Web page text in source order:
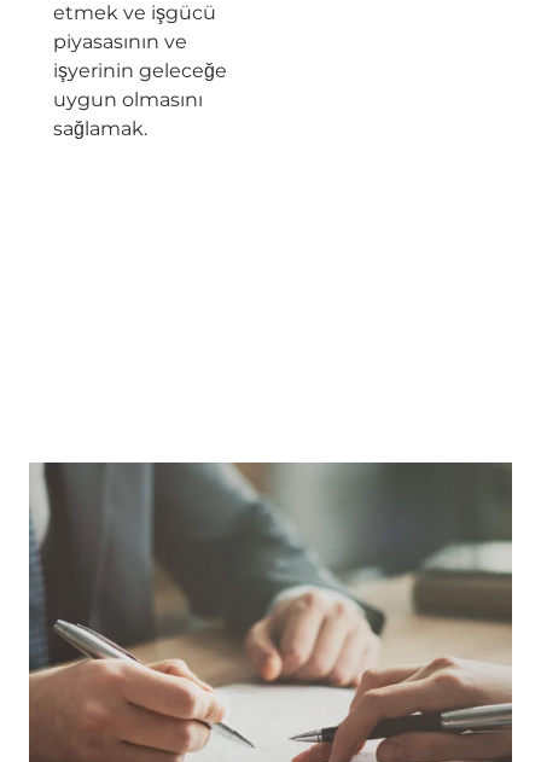
etmek ve işgücü
piyasasının ve
işyerinin geleceğe
uygun olmasını
sağlamak.